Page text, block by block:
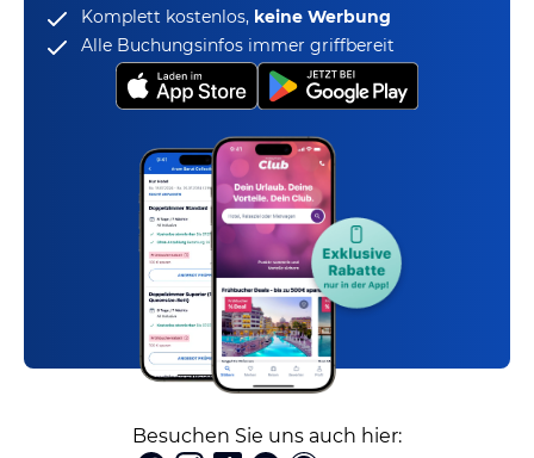
Komplett kostenlos, keine Werbung
Alle Buchungsinfos immer griffbereit
Besuchen Sie uns auch hier: